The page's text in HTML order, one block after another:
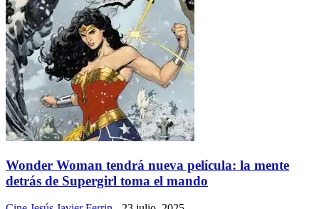
Wonder Woman tendrá nueva película: la mente
detrás de Supergirl toma el mando